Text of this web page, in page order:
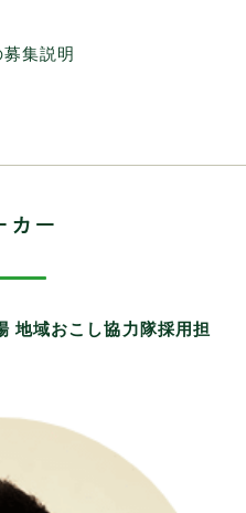
募集説明
カー
地域おこし協力隊採用担